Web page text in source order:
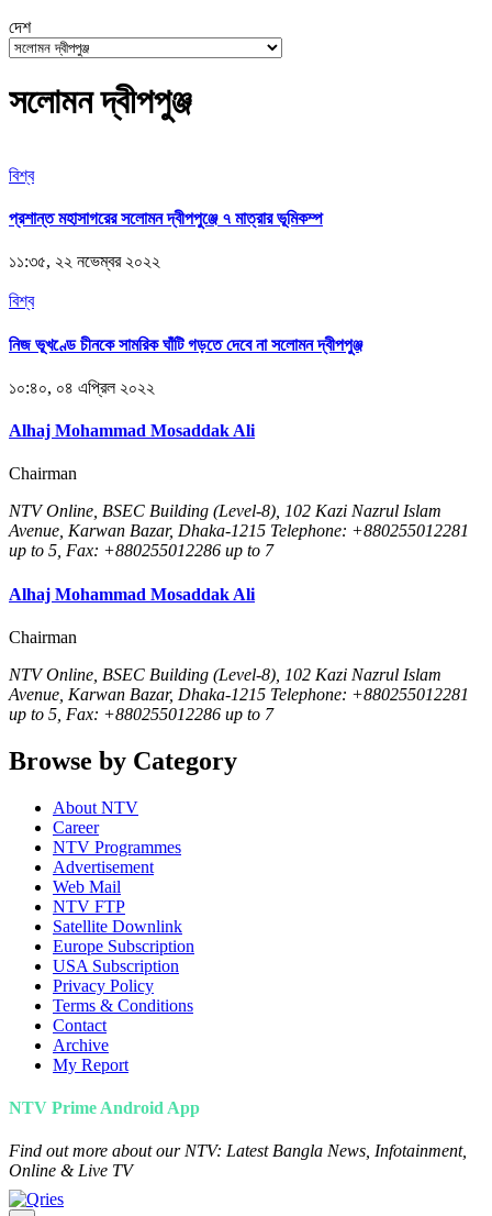
দেশ
সলোমন দ্বীপপুঞ্জ
বিশ্ব
প্রশান্ত মহাসাগরের সলোমন দ্বীপপুঞ্জে ৭ মাত্রার ভূমিকম্প
১১:৩৫, ২২ নভেম্বর ২০২২
বিশ্ব
নিজ ভূখণ্ডে চীনকে সামরিক ঘাঁটি গড়তে দেবে না সলোমন দ্বীপপুঞ্জ
১০:৪০, ০৪ এপ্রিল ২০২২
Alhaj Mohammad Mosaddak Ali
Chairman
NTV Online, BSEC Building (Level-8), 102 Kazi Nazrul Islam
Avenue, Karwan Bazar, Dhaka-1215 Telephone: +880255012281
up to 5, Fax: +880255012286 up to 7
Alhaj Mohammad Mosaddak Ali
Chairman
NTV Online, BSEC Building (Level-8), 102 Kazi Nazrul Islam
Avenue, Karwan Bazar, Dhaka-1215 Telephone: +880255012281
up to 5, Fax: +880255012286 up to 7
Browse by Category
About NTV
Career
NTV Programmes
Advertisement
Web Mail
NTV FTP
Satellite Downlink
Europe Subscription
USA Subscription
Privacy Policy
Terms & Conditions
Contact
Archive
My Report
NTV Prime Android App
Find out more about our NTV: Latest Bangla News, Infotainment,
Online & Live TV